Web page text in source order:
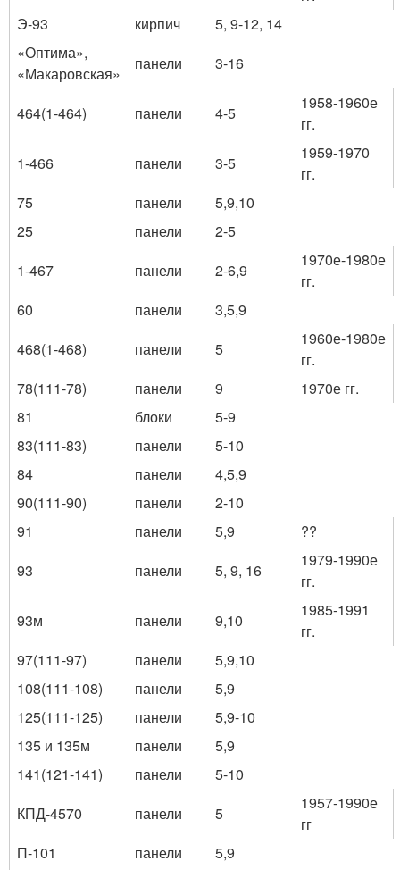
Э-93
кирпич
5, 9-12, 14
«Оптима»,
«Макаровская»
панели 3-16
464(1-464) панели 4-5
1958-1960е
гг.
1-466
панели 3-5
1959-1970
гг.
75
панели
5,9,10
25
панели
2-5
1-467
панели 2-6,9
1970е-1980е
гг.
60
панели
3,5,9
468(1-468)
панели 5
1960е-1980е
гг.
78(111-78)
панели 9
1970е гг.
81
блоки
5-9
83(111-83)
панели
5-10
84
панели
4,5,9
90(111-90)
панели
2-10
91
панели 5,9
??
93
панели 5, 9, 16
1979-1990е
гг.
93м
панели 9,10
1985-1991
гг.
97(111-97)
панели
5,9,10
108(111-108)
панели
5,9
125(111-125)
панели
5,9-10
135 и 135м
панели
5,9
141(121-141)
панели
5-10
КПД-4570
панели 5
1957-1990е
гг
П-101
панели
5,9